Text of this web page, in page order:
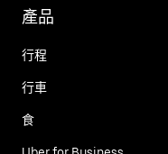
產品
行程
行車
食